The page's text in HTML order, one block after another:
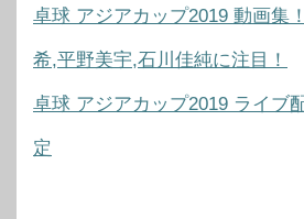
卓球 アジアカップ2019 動画集
希,平野美宇,石川佳純に注目！
卓球 アジアカップ2019 ライブ
定